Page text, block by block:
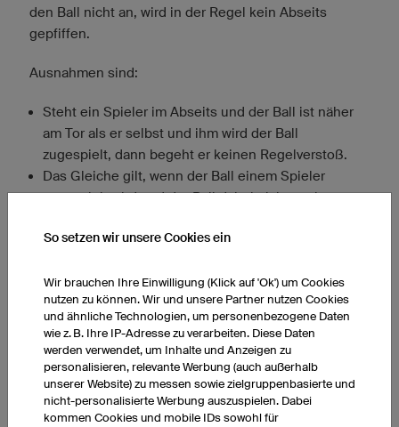
den Ball nicht an, wird in der Regel kein Abseits
gepfiffen.
Ausnahmen sind:
Steht ein Spieler im Abseits und der Ball ist näher
am Tor als er selbst und ihm wird der Ball
zugespielt, dann begeht er keinen Regelverstoß.
Das Gleiche gilt, wenn der Ball einem Spieler
zugespielt wird und der Ball dabei nicht nach vorne
nicht nähert.
Wird ein Abseits gepfiffen, erhält das gegnerische
Team an der Stelle, an der der Spieler im Abseits
stand, einen indirekten Freistoß. In diesem Artikel
erfahren Sie mehr zurAbseitsregel.
Anzeige
So setzen wir unsere Cookies ein
Wir brauchen Ihre Einwilligung (Klick auf 'Ok') um Cookies
nutzen zu können. Wir und unsere Partner nutzen Cookies
und ähnliche Technologien, um personenbezogene Daten
wie z. B. Ihre IP-Adresse zu verarbeiten. Diese Daten
werden verwendet, um Inhalte und Anzeigen zu
personalisieren, relevante Werbung (auch außerhalb
unserer Website) zu messen sowie zielgruppenbasierte und
nicht-personalisierte Werbung auszuspielen. Dabei
kommen Cookies und mobile IDs sowohl für